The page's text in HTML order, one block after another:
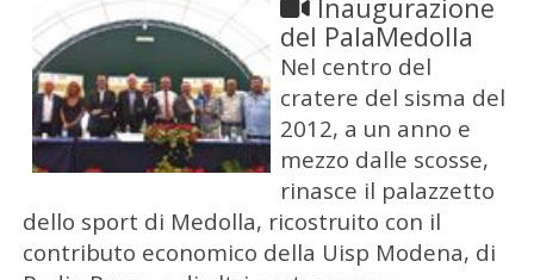
Inaugurazione
del PalaMedolla
Nel centro del
cratere del sisma del
2012, a un anno e
mezzo dalle scosse,
rinasce il palazzetto
dello sport di Medolla, ricostruito con il
contributo economico della Uisp Modena, di